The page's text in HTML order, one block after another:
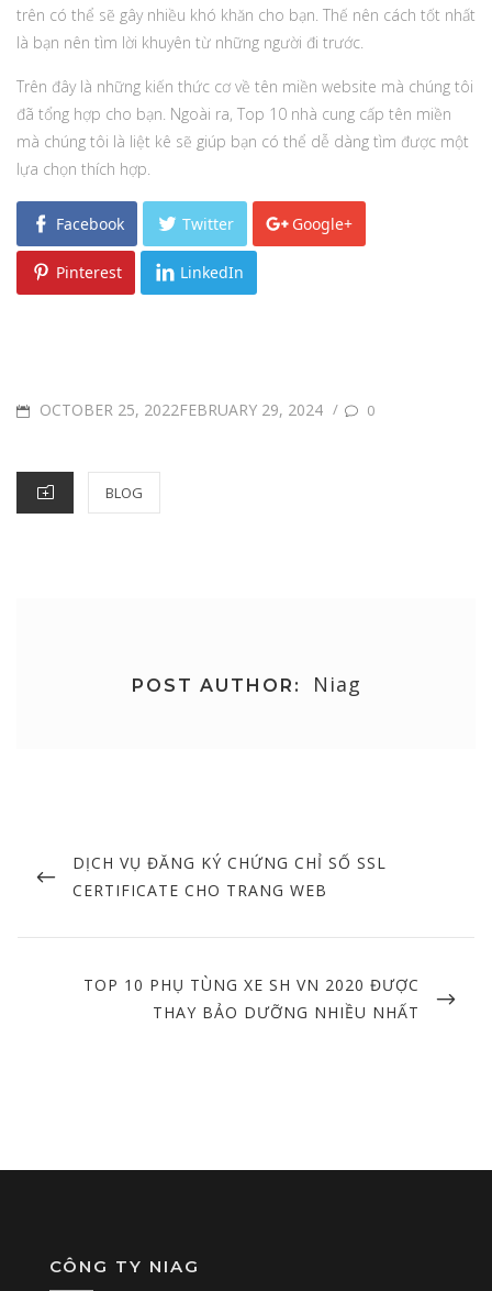
trên có thể sẽ gây nhiều khó khăn cho bạn. Thế nên cách tốt nhất
là bạn nên tìm lời khuyên từ những người đi trước.
Trên đây là những kiến thức cơ về tên miền website mà chúng tôi
đã tổng hợp cho bạn. Ngoài ra, Top 10 nhà cung cấp tên miền
mà chúng tôi là liệt kê sẽ giúp bạn có thể dễ dàng tìm được một
lựa chọn thích hợp.
Facebook Twitter Google+
Pinterest LinkedIn
POSTEDOCTOBER 25, 2022FEBRUARY 29, 2024 / 0
CATEGORIES
BLOG
POST AUTHOR: Niag
navigation
PREVIOUS
POST
DỊCH VỤ ĐĂNG KÝ CHỨNG CHỈ SỐ SSL
CERTIFICATE CHO TRANG WEB
NEXT
TOP 10 PHỤ TÙNG XE SH VN 2020 ĐƯỢC
THAY BẢO DƯỠNG NHIỀU NHẤT
CÔNG TY NIAG